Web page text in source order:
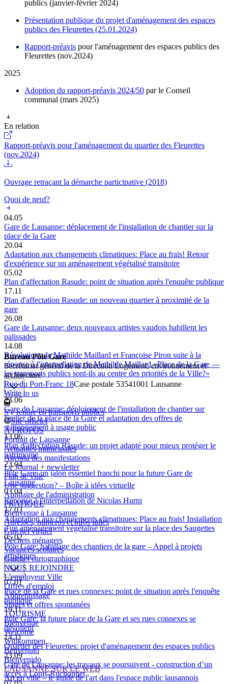
publics (janvier-février 2024)
Présentation publique du projet d'aménagement des espaces
publics des Fleurettes (25.01.2024)
Rapport-préavis pour l'aménagement des espaces publics des
Fleurettes (nov.2024)
2025
Adoption du rapport-préavis 2024/50 par le Conseil
communal (mars 2025)
En relation
Rapport-préavis pour l'aménagement du quartier des Fleurettes
(nov.2024)
Ouvrage retraçant la démarche participative (2018)
Quoi de neuf?
04.05
Gare de Lausanne: déplacement de l'installation de chantier sur la
place de la Gare
20.04
Adaptation aux changements climatiques: Place au frais! Retour
d'expérience sur un aménagement végétalisé transitoire
05.02
Plan d'affectation Rasude: point de situation après l'enquête publique
17.11
Plan d'affectation Rasude: un nouveau quartier à proximité de la
gare
26.08
Gare de Lausanne: deux nouveaux artistes vaudois habillent les
palissades
14.08
Résolutions de Mathilde Maillard et Françoise Piron suite à la
réponse à l'interpellation de Mathilde Maillard «Place de la Gare —
les transports publics sont-ils au centre des priorités de la Ville?»
23.06
Gare de Lausanne: déploiement de l'installation de chantier sur
l'entier de la place de la Gare et adaptation des offres de
stationnement à usage public
13.06
Plan d'affectation Rasude: un projet adapté pour mieux protéger le
patrimoine
23.04
Pôle Gare: un jalon essentiel franchi pour la future Gare de
Lausanne
03.04
Réponse à l'interpellation de Nicolas Hurni
17.03
Adaptation aux changements climatiques: Place au frais! Installation
d'un aménagement végétalisé transitoire sur la place des Saugettes
05.02
Pôle Gare: habillage des chantiers de la gare – Appel à projets
artistiques
07.01
Place de la Gare et rues connexes: point de situation après l'enquête
publique
19.11
Pôle Gare: la future place de la Gare et ses rues connexes se
dévoilent
14.11
Quartier des Fleurettes: projet d'aménagement des espaces publics
23.09
Gare de Lausanne: les travaux se poursuivent - construction d’un
accès à Louis-Ruchonnet
Bureau Pôle Gare
Secrétariat général de la Direction Logement, environnement et
architecture
Rue du Port-Franc 18Case postale 53541001 Lausanne
Write to us
S'y rendre en transports publics
Site officiel
À PROPOS
Portrait de Lausanne
Actualités municipales
Agenda des manifestations
Le Journal + newsletter
Plan de ville
Une suggestion? – Boîte à idées virtuelle
Annuaire de l'administration
PRATIQUE
Bienvenue à Lausanne
Adresses, numéros et infos utiles
Guichet virtuel
Déchets ménagers
Vacances scolaires
Guichet cartographique
NOUS REJOINDRE
L'employeur Ville
Offres d'emploi
Apprentissage
Stages et offres spontanées
TOURISME
Bienvenue
Welcome
Willkommen
Benvenuto
Bienvenido
LAUSANNE SUR LE WEB
Art en ville – le guide de l'art dans l'espace public lausannois